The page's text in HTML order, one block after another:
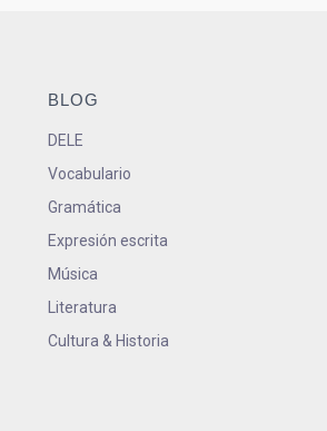
BLOG
DELE
Vocabulario
Gramática
Expresión escrita
Música
Literatura
Cultura & Historia